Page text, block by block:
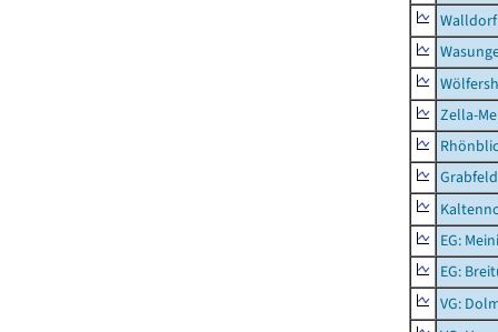
Walldorf
Zella-
Grabfeld
EG:
EG:
VG: